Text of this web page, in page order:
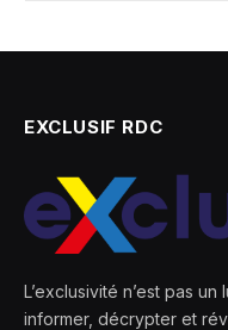
EXCLUSIF RDC
L’exclusivité n’est pas
informer, décrypter et